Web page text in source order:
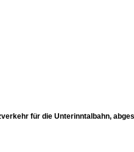
für die Unterinntalbahn,